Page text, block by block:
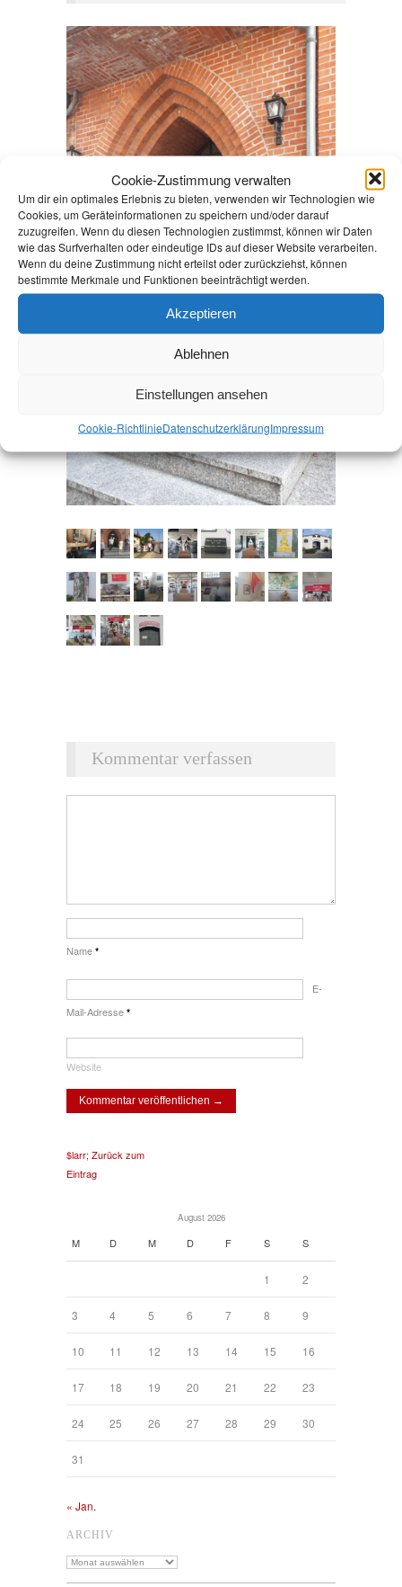
Cookie-Zustimmung verwalten
Um dir ein optimales Erlebnis zu bieten, verwenden wir Technologien wie
Cookies, um Geräteinformationen zu speichern und/oder darauf
zuzugreifen. Wenn du diesen Technologien zustimmst, können wir Daten
wie das Surfverhalten oder eindeutige IDs auf dieser Website verarbeiten.
Wenn du deine Zustimmung nicht erteilst oder zurückziehst, können
bestimmte Merkmale und Funktionen beeinträchtigt werden.
Akzeptieren
Ablehnen
Einstellungen ansehen
Cookie-RichtlinieDatenschutz­erklärungImpressum
Kommentar verfassen
Name *
E-
Mail-Adresse *
Website
$larr; Zurück zum
Eintrag
August 2026
M D M D F S S
1 2
3 4 5 6 7 8 9
10 11 12 13 14 15 16
17 18 19 20 21 22 23
24 25 26 27 28 29 30
31
« Jan.
ARCHIV
Archiv